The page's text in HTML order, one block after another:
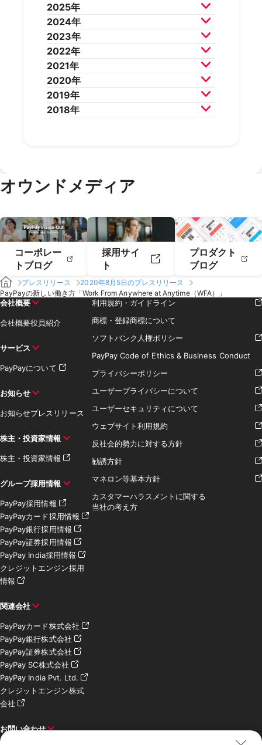
2026年7月 2026年6月
2026年5月 2026年4月
2026年3月 2026年2月
2025年
2025年12月2025年11月
2025年10月2025年9月
2025年8月 2025年7月
2025年6月
2025年4月
2025年2月
2024年
2024年12月2024年11月
2024年10月2024年9月
2024年8月 2024年7月
2024年6月
2024年4月
2024年2月
2023年
2023年12月2023年11月
2023年10月2023年9月
2023年8月 2023年7月
2023年6月
2023年4月
2022年
2022年12月2022年11月
2022年10月2022年9月
2022年8月 2022年7月
2022年6月
2021年
2021年12月2021年11月
2021年10月2021年9月
2021年8月 2021年7月
2020年
2020年12月2020年11月
2020年10月2020年9月
2019年
2019年12月2019年11月
2019年2月
2019年1月
2018年
オウンドメディア
コーポレー
トブログ
採用サイ
ト
プロダクト
ブログ
プレスリリース
2020年8月5日のプレスリリース
PayPayの新しい働き方「Work From Anywhere at Anytime（WFA）」
会社概要
会社概要役員紹介
サービス
PayPayについて
お知らせ
お知らせプレスリリース
株主・投資家情報
株主・投資家情報
グループ採用情報
PayPay採用情報
PayPayカード採用情報
PayPay銀行採用情報
PayPay証券採用情報
PayPay India採用情報
クレジットエンジン採用
情報
関連会社
PayPayカード株式会社
PayPay銀行株式会社
PayPay証券株式会社
PayPay SC株式会社
PayPay India Pvt. Ltd.
クレジットエンジン株式
会社
お問い合わせ
利用規約・ガイドライン
商標・登録商標について
ソフトバンク人権ポリシー
PayPay Code of Ethics & Business Conduct
プライバシーポリシー
ユーザープライバシーについて
ユーザーセキュリティについて
ウェブサイト利用規約
反社会的勢力に対する方針
勧誘方針
マネロン等基本方針
カスタマーハラスメントに関する
当社の考え方